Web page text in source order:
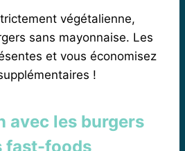
végétalienne,
sans mayonnaise. Les
et vous économisez
!
avec les burgers
fast-foods